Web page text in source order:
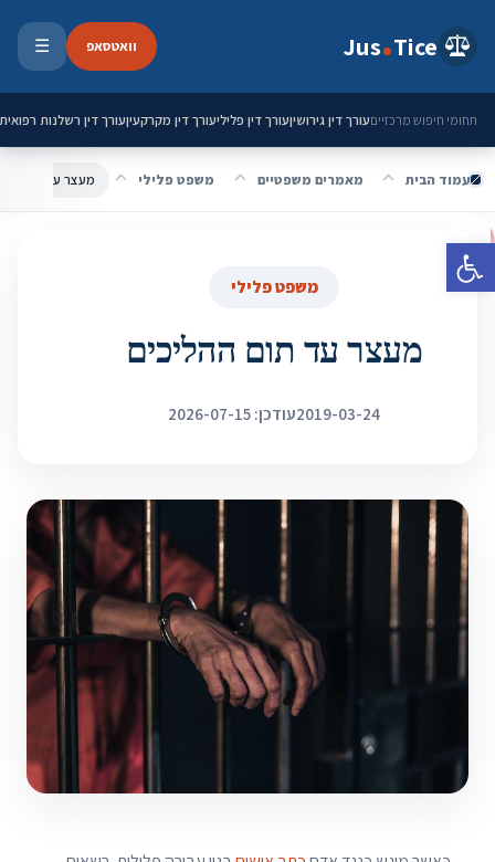
פתח סרגל נגישות
Jus Tice וואטסאפ ☰
תחומי חיפוש מרכזייםעורך דין גירושיןעורך דין פליליעורך דין מקרקעיןעורך דין רשלנות רפואית
עמוד הבית מאמרים משפטיים משפט פלילי מעצר עד תום
משפט פלילי
מעצר עד תום ההליכים
2019-03-24עודכן: 2026-07-15